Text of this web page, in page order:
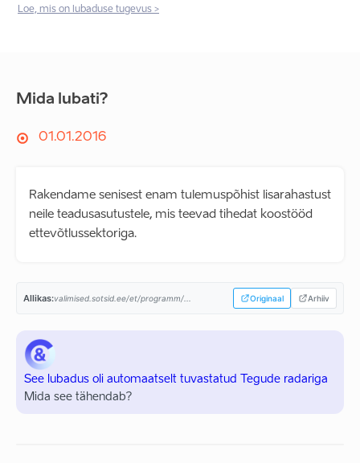
Loe, mis on lubaduse tugevus >
Mida lubati?
01.01.2016
Rakendame senisest enam tulemuspõhist lisarahastust
neile teadusasutustele, mis teevad tihedat koostööd
ettevõtlussektoriga.
Allikas:valimised.sotsid.ee/et/programm/... Originaal Arhiiv
See lubadus oli automaatselt tuvastatud Tegude radariga
Mida see tähendab?